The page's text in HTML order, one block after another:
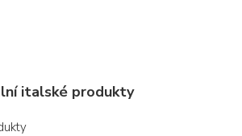
italské produkty